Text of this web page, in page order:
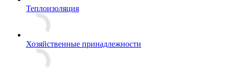
Теплоизоляция
Хозяйственные принадлежности